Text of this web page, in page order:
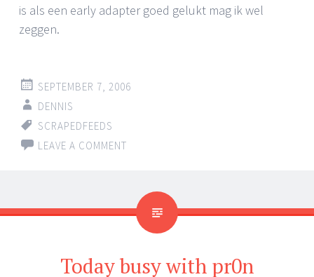
is als een early adapter goed gelukt mag ik wel
zeggen.
SEPTEMBER 7, 2006
DENNIS
SCRAPEDFEEDS
LEAVE A COMMENT
Today busy with pr0n